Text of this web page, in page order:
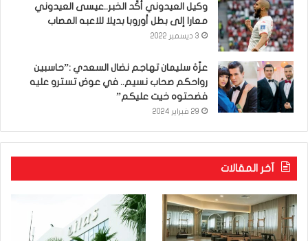
وكيل العيدوني أكّد الخبر..عيسى العيدوني
معارا إلى بطل أوروبا بديلا للاعبه المصاب
3 ديسمبر 2022
عزّة سليمان تهاجم نضال السعدي :”حاسبين
رواحكم صحاب نسيم.. في عوض تسترو عليه
فضحتوه خيت عليكم”
29 فبراير 2024
آخر المقالات